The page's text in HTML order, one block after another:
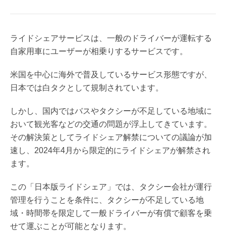
ライドシェアサービスは、一般のドライバーが運転する
自家用車にユーザーが相乗りするサービスです。
米国を中心に海外で普及しているサービス形態ですが、
日本では白タクとして規制されています。
しかし、国内ではバスやタクシーが不足している地域に
おいて観光客などの交通の問題が浮上してきています。
その解決策としてライドシェア解禁についての議論が加
速し、2024年4月から限定的にライドシェアが解禁され
ます。
この「日本版ライドシェア」では、タクシー会社が運行
管理を行うことを条件に、タクシーが不足している地
域・時間帯を限定して一般ドライバーが有償で顧客を乗
せて運ぶことが可能となります。